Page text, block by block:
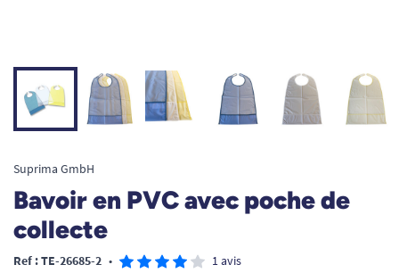
Suprima GmbH
Bavoir en PVC avec poche de
collecte
Ref : TE-26685-2 • 1 avis